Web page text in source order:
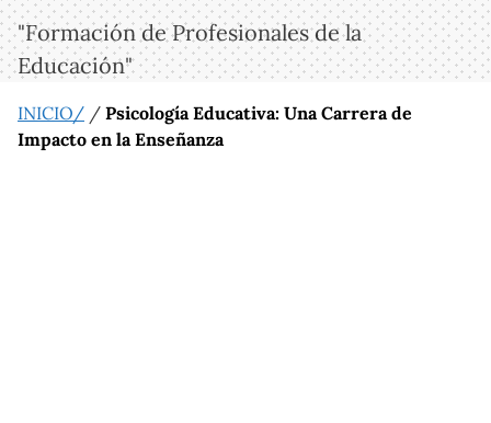
"Formación de Profesionales de la
Educación"
INICIO/ / Psicología Educativa: Una Carrera de
Impacto en la Enseñanza